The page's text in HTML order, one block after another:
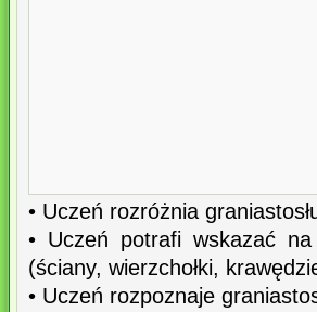
• Uczeń rozróżnia
• Uczeń potrafi wskazać na
(ściany, wierzchołki,
• Uczeń rozpoznaje